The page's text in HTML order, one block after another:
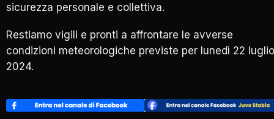
sicurezza personale e collettiva.
Restiamo vigili e pronti a affrontare le avverse
condizioni meteorologiche previste per lunedì 22 luglio
2024.